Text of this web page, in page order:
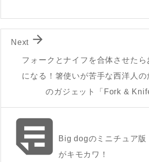
フォークとナイフを合体させたら
になる！箸使いが苦手な西洋人の
のガジェット「Fork &

Next
Big dogのミニチュア版
がキモカワ！